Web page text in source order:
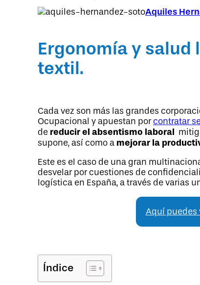
Aquiles
Ergonomía y salud
textil.
Cada vez son más las grandes
Ocupacional y apuestan porcontratar
de reducir el absentismo laboral
supone, así como a mejorar la
Este es el caso de una gran
desvelar por cuestiones de
logística en España, a través de varias
Aquí puedes
Índice